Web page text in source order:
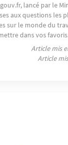
lancé par le
aux questions les
sur le monde du
dans vos
Article mis
Article